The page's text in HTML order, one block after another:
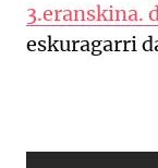
3.eranskina.
eskuragarri